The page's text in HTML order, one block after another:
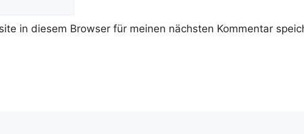
in diesem Browser für meinen nächsten Kommentar